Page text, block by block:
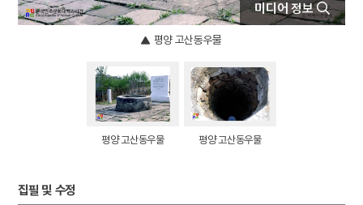
10 김천 과하주 미디어 정보
평양 고산동우물
평양 고산동우물 평양 고산동우물
집필 및 수정